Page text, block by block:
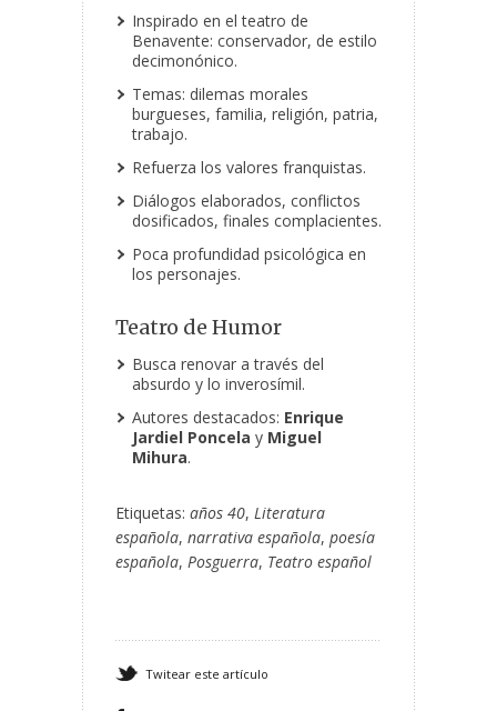
Inspirado en el teatro de
Benavente: conservador, de estilo
decimonónico.
Temas: dilemas morales
burgueses, familia, religión, patria,
trabajo.
Refuerza los valores franquistas.
Diálogos elaborados, conflictos
dosificados, finales complacientes.
Poca profundidad psicológica en
los personajes.
Teatro de Humor
Busca renovar a través del
absurdo y lo inverosímil.
Autores destacados: Enrique
Jardiel Poncela y Miguel
Mihura.
Etiquetas: años 40, Literatura
española, narrativa española, poesía
española, Posguerra, Teatro español
Twitear este artículo